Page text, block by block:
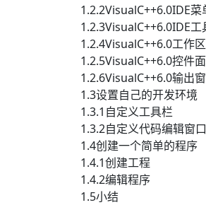
1.2.2VisualC++6.0IDE菜
1.2.3VisualC++6.0IDE工
1.2.4VisualC++6.0工作
1.2.5VisualC++6.0控件
1.2.6VisualC++6.0输出
1.3设置自己的开发环境
1.3.1自定义工具栏
1.3.2自定义代码编辑窗口
1.4创建一个简单的程序
1.4.1创建工程
1.4.2编辑程序
1.5小结